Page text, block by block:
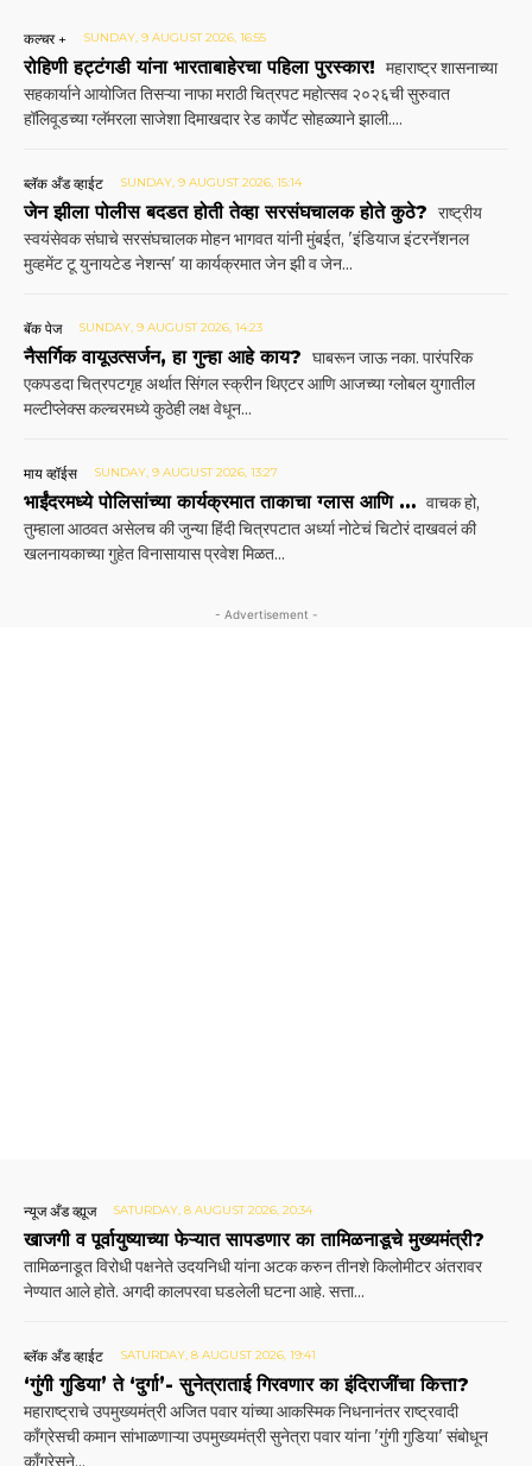
कल्चर + SUNDAY, 9 AUGUST 2026, 16:55
रोहिणी हट्टंगडी यांना भारताबाहेरचा पहिला पुरस्कार! महाराष्ट्र शासनाच्या
सहकार्याने आयोजित तिसऱ्या नाफा मराठी चित्रपट महोत्सव २०२६ची सुरुवात
हॉलिवूडच्या ग्लॅमरला साजेशा दिमाखदार रेड कार्पेट सोहळ्याने झाली....
ब्लॅक अँड व्हाईट SUNDAY, 9 AUGUST 2026, 15:14
जेन झीला पोलीस बदडत होती तेव्हा सरसंघचालक होते कुठे? राष्ट्रीय
स्वयंसेवक संघाचे सरसंघचालक मोहन भागवत यांनी मुंबईत, 'इंडियाज इंटरनॅशनल
मुव्हमेंट टू युनायटेड नेशन्स' या कार्यक्रमात जेन झी व जेन...
बॅक पेज SUNDAY, 9 AUGUST 2026, 14:23
नैसर्गिक वायूउत्सर्जन, हा गुन्हा आहे काय? घाबरून जाऊ नका. पारंपरिक
एकपडदा चित्रपटगृह अर्थात सिंगल स्क्रीन थिएटर आणि आजच्या ग्लोबल युगातील
मल्टीप्लेक्स कल्चरमध्ये कुठेही लक्ष वेधून...
माय व्हॉईस SUNDAY, 9 AUGUST 2026, 13:27
भाईंदरमध्ये पोलिसांच्या कार्यक्रमात ताकाचा ग्लास आणि … वाचक हो,
तुम्हाला आठवत असेलच की जुन्या हिंदी चित्रपटात अर्ध्या नोटेचं चिटोरं दाखवलं की
खलनायकाच्या गुहेत विनासायास प्रवेश मिळत...
- Advertisement -
न्यूज अँड व्ह्यूज SATURDAY, 8 AUGUST 2026, 20:34
खाजगी व पूर्वायुष्याच्या फेऱ्यात सापडणार का तामिळनाडूचे मुख्यमंत्री?
तामिळनाडूत विरोधी पक्षनेते उदयनिधी यांना अटक करुन तीनशे किलोमीटर अंतरावर
नेण्यात आले होते. अगदी कालपरवा घडलेली घटना आहे. सत्ता...
ब्लॅक अँड व्हाईट SATURDAY, 8 AUGUST 2026, 19:41
‘गुंगी गुडिया’ ते ‘दुर्गा’- सुनेत्राताई गिरवणार का इंदिराजींचा कित्ता?
महाराष्ट्राचे उपमुख्यमंत्री अजित पवार यांच्या आकस्मिक निधनानंतर राष्ट्रवादी
काँग्रेसची कमान सांभाळणाऱ्या उपमुख्यमंत्री सुनेत्रा पवार यांना 'गुंगी गुडिया' संबोधून
काँग्रेसने...